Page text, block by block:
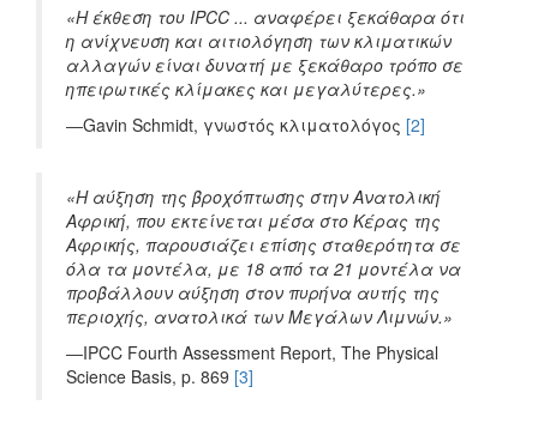
«Η έκθεση του IPCC ... αναφέρει ξεκάθαρα ότι
η ανίχνευση και αιτιολόγηση των κλιματικών
αλλαγών είναι δυνατή με ξεκάθαρο τρόπο σε
ηπειρωτικές κλίμακες και μεγαλύτερες.»
―Gavin Schmidt, γνωστός κλιματολόγος [2]
«Η αύξηση της βροχόπτωσης στην Ανατολική
Αφρική, που εκτείνεται μέσα στο Κέρας της
Αφρικής, παρουσιάζει επίσης σταθερότητα σε
όλα τα μοντέλα, με 18 από τα 21 μοντέλα να
προβάλλουν αύξηση στον πυρήνα αυτής της
περιοχής, ανατολικά των Μεγάλων Λιμνών.»
―IPCC Fourth Assessment Report, The Physical
Science Basis, p. 869 [3]